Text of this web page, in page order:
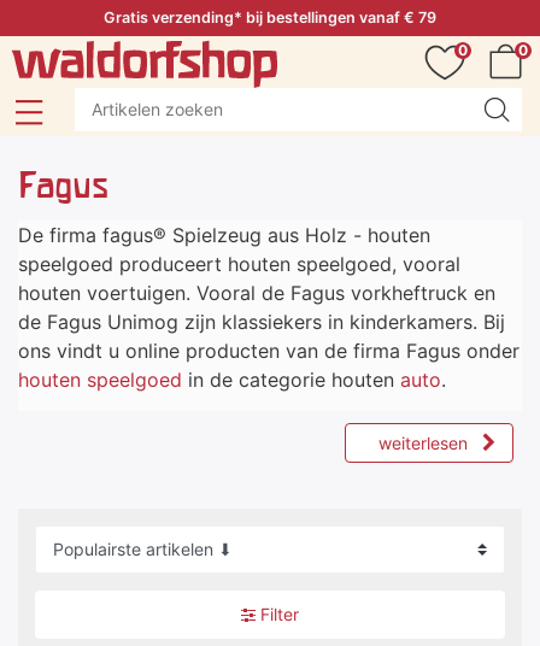
Gratis verzending* bij bestellingen vanaf € 79
0
0
Fagus
De firma fagus® Spielzeug aus Holz - houten
speelgoed produceert houten speelgoed, vooral
houten voertuigen. Vooral de Fagus vorkheftruck en
de Fagus Unimog zijn klassiekers in kinderkamers. Bij
ons vindt u online producten van de firma Fagus onder
houten speelgoed in de categorie houten auto.
weiterlesen
Filter